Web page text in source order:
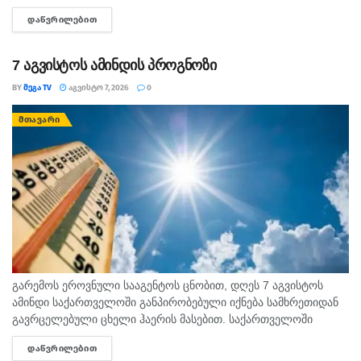
გულწრფელი საუბარი ბევრ გაუგებრობას გააქრობს. კურო
ფინანსურ საკითხებში სიფრთხილე გამოიჩინეთ და ემოციური...
ᲓᲐᲬᲕᲠᲘᲚᲔᲑᲘᲗ
7 აგვისტოს ამინდის პროგნოზი
BYᲛᲔᲒᲐ TV ᲐᲒᲕᲘᲡᲢᲝ 7, 2026 0
ᲛᲗᲐᲕᲐᲠᲘ
გარემოს ეროვნული სააგენტოს ცნობით, დღეს 7 აგვისტოს
ამინდი საქართველოში განპირობებული იქნება სამხრეთიდან
გავრცელებული ცხელი ჰაერის მასებით. საქართველოში
მოსალოდნელია: დროგამოშვებით ღრუბლიანობის მომატება.
უმეტესად უნალექოდ. იქროლებსაღმოსავლეთის
ᲓᲐᲬᲕᲠᲘᲚᲔᲑᲘᲗ